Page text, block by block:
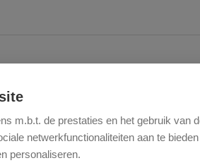
m.b.t. de prestaties en het gebruik van
netwerkfunctionaliteiten aan te
personaliseren.